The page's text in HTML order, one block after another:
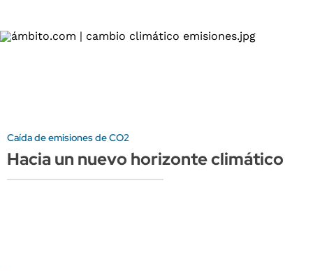
Caída de emisiones de CO2
Hacia un nuevo horizonte climático